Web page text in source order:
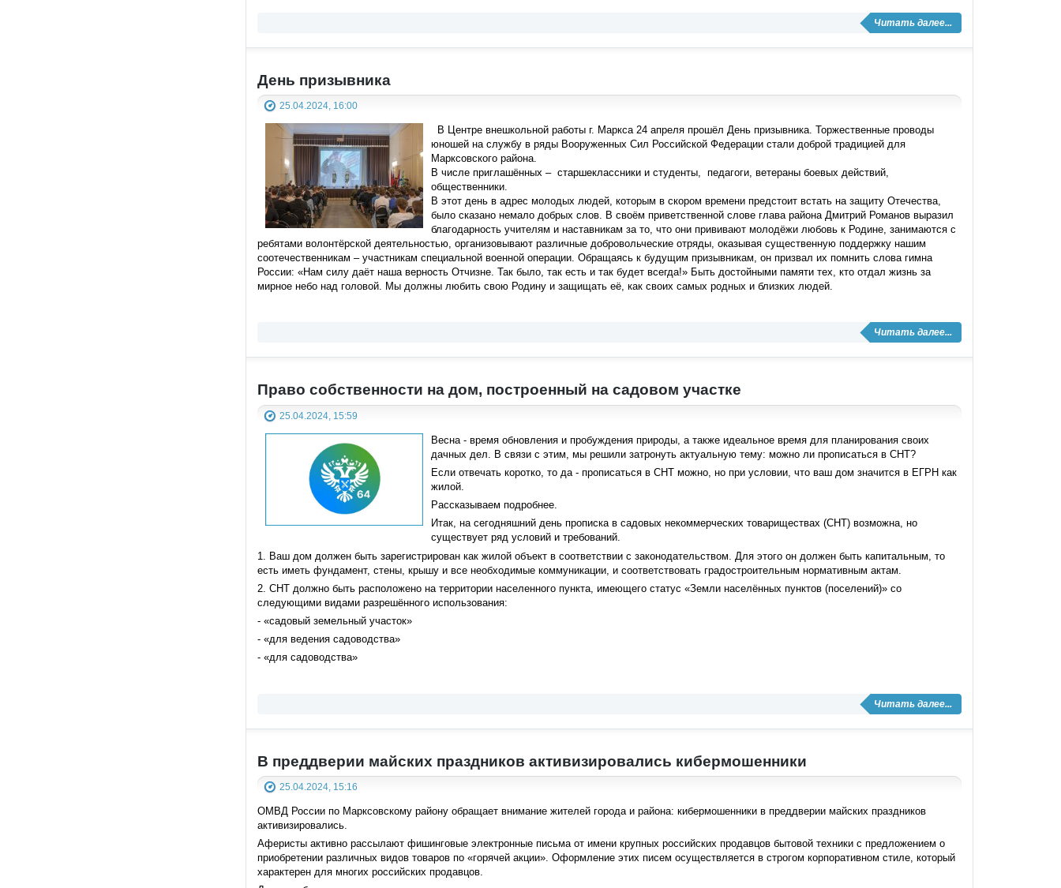
Читать далее...
День призывника
25.04.2024, 16:00
В Центре внешкольной работы г. Маркса 24 апреля прошёл День призывника. Торжественные проводы
юношей на службу в ряды Вооруженных Сил Российской Федерации стали доброй традицией для
Марксовского района.
В числе приглашённых – старшеклассники и студенты, педагоги, ветераны боевых действий,
общественники.
В этот день в адрес молодых людей, которым в скором времени предстоит встать на защиту Отечества,
было сказано немало добрых слов. В своём приветственной слове глава района Дмитрий Романов выразил
благодарность учителям и наставникам за то, что они прививают молодёжи любовь к Родине, занимаются с
ребятами волонтёрской деятельностью, организовывают различные добровольческие отряды, оказывая существенную поддержку нашим
соотечественникам – участникам специальной военной операции. Обращаясь к будущим призывникам, он призвал их помнить слова гимна
России: «Нам силу даёт наша верность Отчизне. Так было, так есть и так будет всегда!» Быть достойными памяти тех, кто отдал жизнь за
мирное небо над головой. Мы должны любить свою Родину и защищать её, как своих самых родных и близких людей.
Читать далее...
Право собственности на дом, построенный на садовом участке
25.04.2024, 15:59
Весна - время обновления и пробуждения природы, а также идеальное время для планирования своих
дачных дел. В связи с этим, мы решили затронуть актуальную тему: можно ли прописаться в СНТ?
Если отвечать коротко, то да - прописаться в СНТ можно, но при условии, что ваш дом значится в ЕГРН как
жилой.
Рассказываем подробнее.
Итак, на сегодняшний день прописка в садовых некоммерческих товариществах (СНТ) возможна, но
существует ряд условий и требований.
1. Ваш дом должен быть зарегистрирован как жилой объект в соответствии с законодательством. Для этого он должен быть капитальным, то
есть иметь фундамент, стены, крышу и все необходимые коммуникации, и соответствовать градостроительным нормативным актам.
2. СНТ должно быть расположено на территории населенного пункта, имеющего статус «Земли населённых пунктов (поселений)» со
следующими видами разрешённого использования:
- «садовый земельный участок»
- «для ведения садоводства»
- «для садоводства»
Читать далее...
В преддверии майских праздников активизировались кибермошенники
25.04.2024, 15:16
ОМВД России по Марксовскому району обращает внимание жителей города и района: кибермошенники в преддверии майских праздников
активизировались.
Аферисты активно рассылают фишинговые электронные письма от имени крупных российских продавцов бытовой техники с предложением о
приобретении различных видов товаров по «горячей акции». Оформление этих писем осуществляется в строгом корпоративном стиле, который
характерен для многих российских продавцов.